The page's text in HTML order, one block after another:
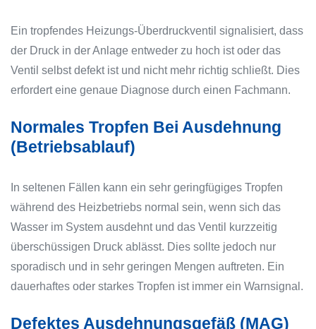
Ein tropfendes Heizungs-Überdruckventil signalisiert, dass
der Druck in der Anlage entweder zu hoch ist oder das
Ventil selbst defekt ist und nicht mehr richtig schließt. Dies
erfordert eine genaue Diagnose durch einen Fachmann.
Normales Tropfen Bei Ausdehnung
(Betriebsablauf)
In seltenen Fällen kann ein sehr geringfügiges Tropfen
während des Heizbetriebs normal sein, wenn sich das
Wasser im System ausdehnt und das Ventil kurzzeitig
überschüssigen Druck ablässt. Dies sollte jedoch nur
sporadisch und in sehr geringen Mengen auftreten. Ein
dauerhaftes oder starkes Tropfen ist immer ein Warnsignal.
Defektes Ausdehnungsgefäß (MAG)